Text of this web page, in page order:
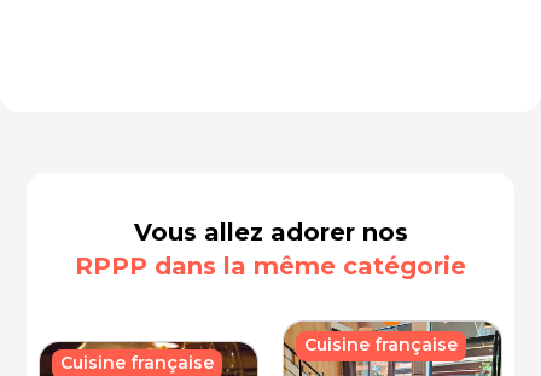
Vous allez adorer nos
RPPP dans la même catégorie
Cuisine française
Cuisine française